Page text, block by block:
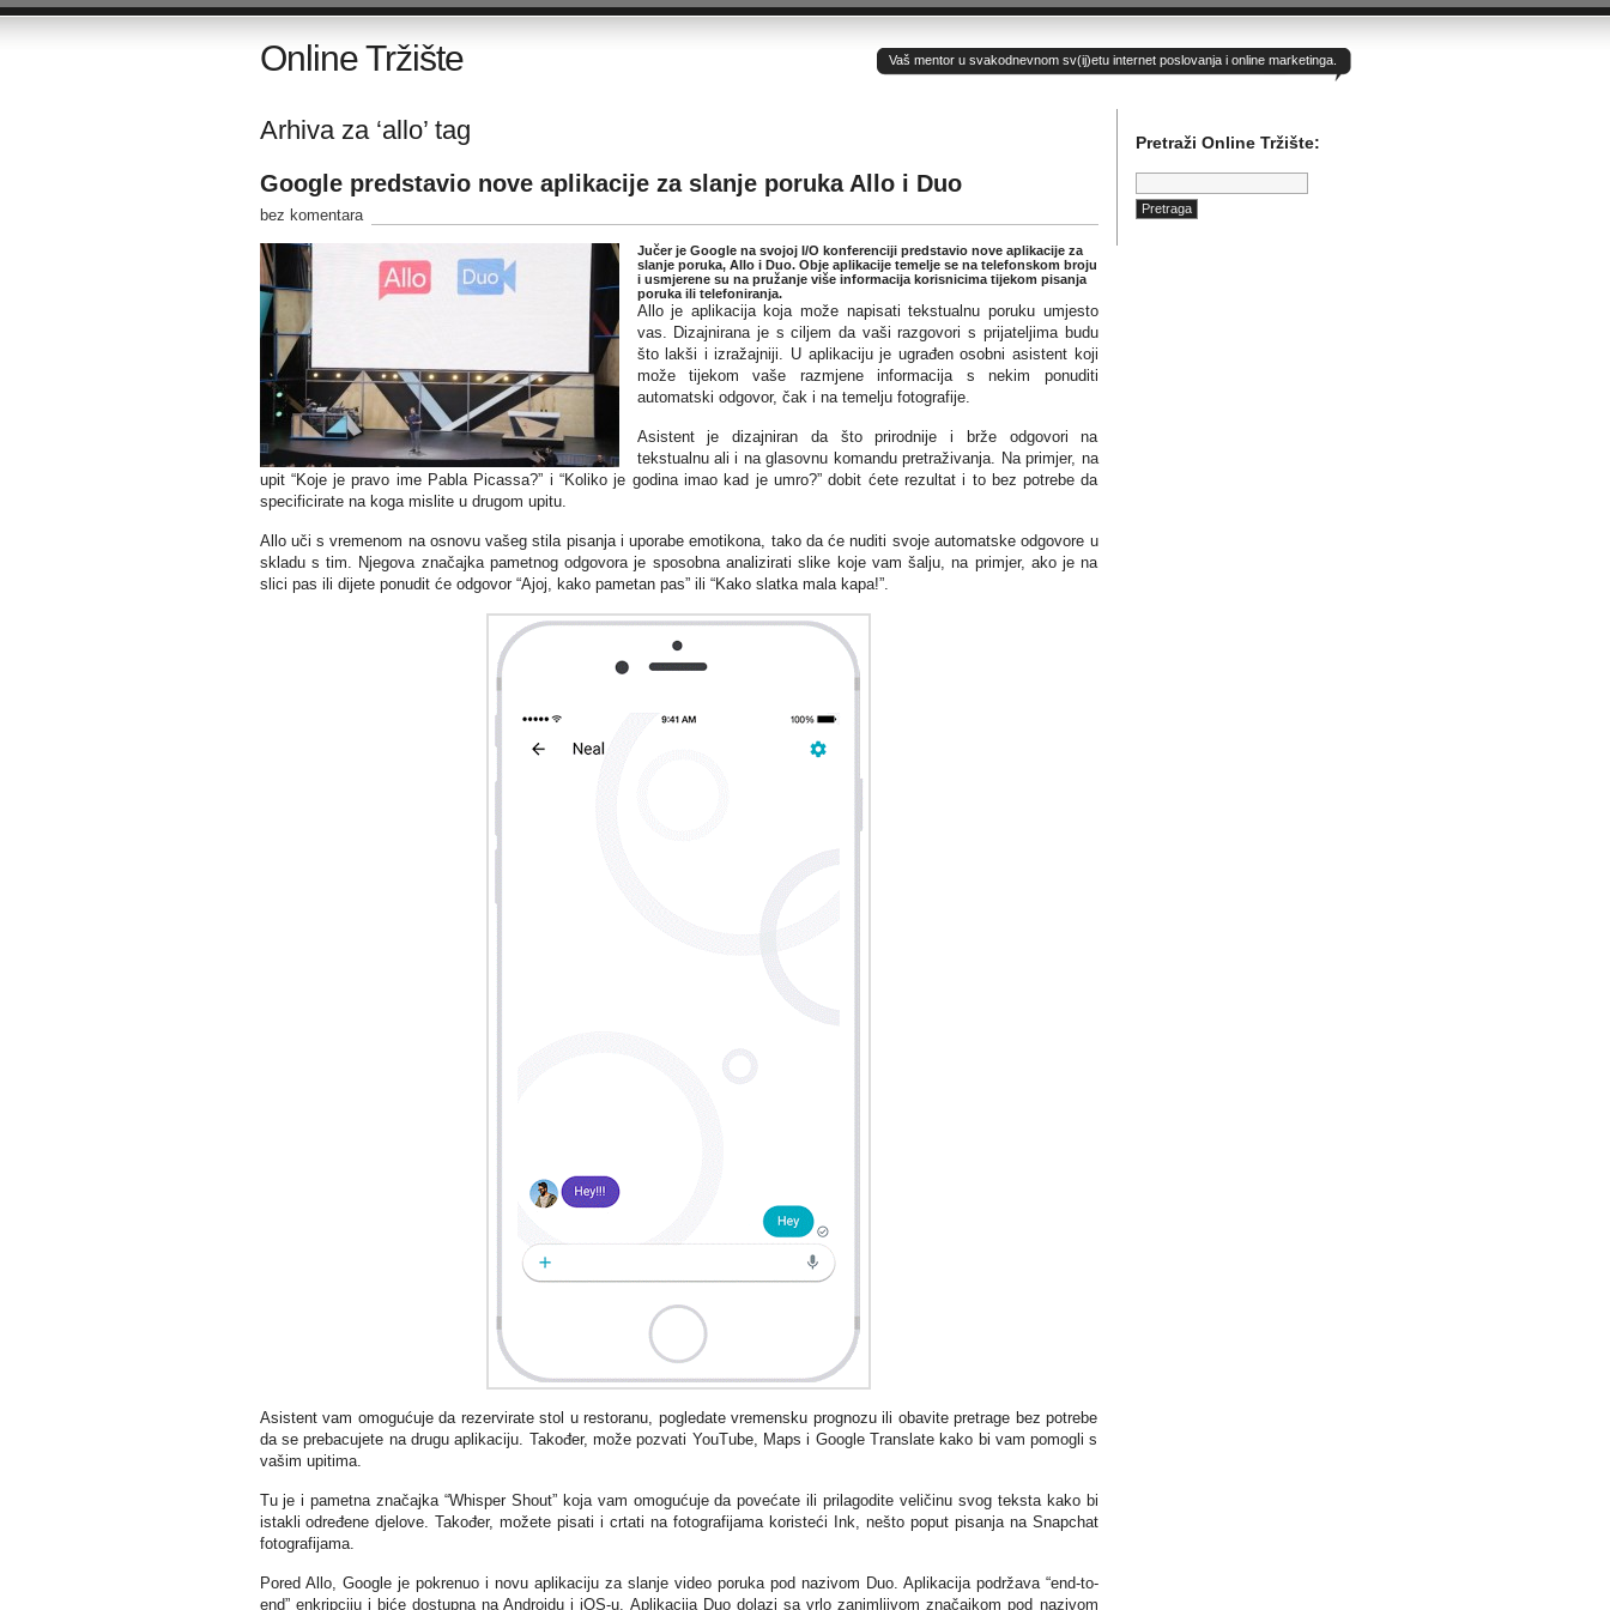
Online Tržište Vaš mentor u svakodnevnom sv(ij)etu internet poslovanja i online marketinga.
Arhiva za ‘allo’ tag
Google predstavio nove aplikacije za slanje poruka Allo i Duo
bez komentara
Jučer je Google na svojoj I/O konferenciji predstavio nove aplikacije za
slanje poruka, Allo i Duo. Obje aplikacije temelje se na telefonskom broju
i usmjerene su na pružanje više informacija korisnicima tijekom pisanja
poruka ili telefoniranja.
Allo je aplikacija koja može napisati tekstualnu poruku umjesto
vas. Dizajnirana je s ciljem da vaši razgovori s prijateljima budu
što lakši i izražajniji. U aplikaciju je ugrađen osobni asistent koji
može tijekom vaše razmjene informacija s nekim ponuditi
automatski odgovor, čak i na temelju fotografije.
Asistent je dizajniran da što prirodnije i brže odgovori na
tekstualnu ali i na glasovnu komandu pretraživanja. Na primjer, na
upit “Koje je pravo ime Pabla Picassa?” i “Koliko je godina imao kad je umro?” dobit ćete rezultat i to bez potrebe da
specificirate na koga mislite u drugom upitu.
Allo uči s vremenom na osnovu vašeg stila pisanja i uporabe emotikona, tako da će nuditi svoje automatske odgovore u
skladu s tim. Njegova značajka pametnog odgovora je sposobna analizirati slike koje vam šalju, na primjer, ako je na
slici pas ili dijete ponudit će odgovor “Ajoj, kako pametan pas” ili “Kako slatka mala kapa!”.
Asistent vam omogućuje da rezervirate stol u restoranu, pogledate vremensku prognozu ili obavite pretrage bez potrebe
da se prebacujete na drugu aplikaciju. Također, može pozvati YouTube, Maps i Google Translate kako bi vam pomogli s
vašim upitima.
Tu je i pametna značajka “Whisper Shout” koja vam omogućuje da povećate ili prilagodite veličinu svog teksta kako bi
istakli određene djelove. Također, možete pisati i crtati na fotografijama koristeći Ink, nešto poput pisanja na Snapchat
fotografijama.
Pored Allo, Google je pokrenuo i novu aplikaciju za slanje video poruka pod nazivom Duo. Aplikacija podržava “end-to-
end” enkripciju i biće dostupna na Androidu i iOS-u. Aplikacija Duo dolazi sa vrlo zanimljivom značajkom pod nazivom
Pretraži Online Tržište:
Pretraga: